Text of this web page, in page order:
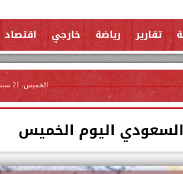
تقارير رياضة خارجي اقتصاد
الخميس، 21 سبتمبر 2023
اليوم الخميس